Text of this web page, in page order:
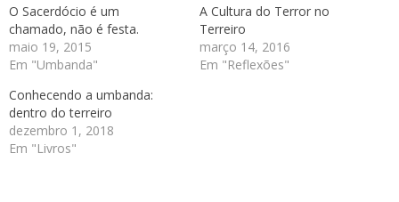
O Sacerdócio é um
chamado, não é festa.
maio 19, 2015
Em "Umbanda"
A Cultura do Terror no
Terreiro
março 14, 2016
Em "Reflexões"
Conhecendo a umbanda:
dentro do terreiro
dezembro 1, 2018
Em "Livros"